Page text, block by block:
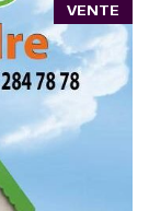
VENTE